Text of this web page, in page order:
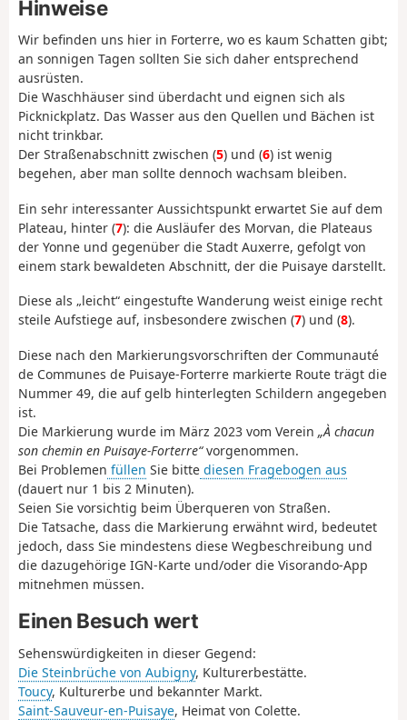
Hinweise
Wir befinden uns hier in Forterre, wo es kaum Schatten gibt;
an sonnigen Tagen sollten Sie sich daher entsprechend
ausrüsten.
Die Waschhäuser sind überdacht und eignen sich als
Picknickplatz. Das Wasser aus den Quellen und Bächen ist
nicht trinkbar.
Der Straßenabschnitt zwischen (5) und (6) ist wenig
begehen, aber man sollte dennoch wachsam bleiben.
Ein sehr interessanter Aussichtspunkt erwartet Sie auf dem
Plateau, hinter (7): die Ausläufer des Morvan, die Plateaus
der Yonne und gegenüber die Stadt Auxerre, gefolgt von
einem stark bewaldeten Abschnitt, der die Puisaye darstellt.
Diese als „leicht“ eingestufte Wanderung weist einige recht
steile Aufstiege auf, insbesondere zwischen (7) und (8).
Diese nach den Markierungsvorschriften der Communauté
de Communes de Puisaye-Forterre markierte Route trägt die
Nummer 49, die auf gelb hinterlegten Schildern angegeben
ist.
Die Markierung wurde im März 2023 vom Verein „À chacun
son chemin en Puisaye-Forterre“vorgenommen.
Bei Problemen füllen Sie bitte diesen Fragebogen aus
(dauert nur 1 bis 2 Minuten).
Seien Sie vorsichtig beim Überqueren von Straßen.
Die Tatsache, dass die Markierung erwähnt wird, bedeutet
jedoch, dass Sie mindestens diese Wegbeschreibung und
die dazugehörige IGN-Karte und/oder die Visorando-App
mitnehmen müssen.
Einen Besuch wert
Sehenswürdigkeiten in dieser Gegend:
Die Steinbrüche von Aubigny, Kulturerbestätte.
Toucy, Kulturerbe und bekannter Markt.
Saint-Sauveur-en-Puisaye, Heimat von Colette.